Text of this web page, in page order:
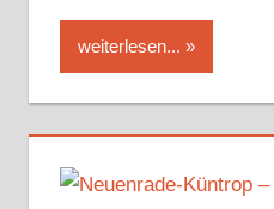
weiterlesen...